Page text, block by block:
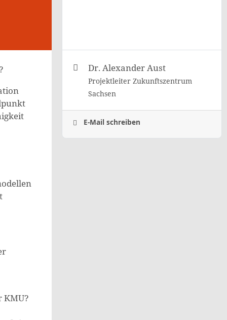
KMU?
Dr. Alexander Aust
Projektleiter Zukunftszentrum
Sachsen
E-Mail schreiben